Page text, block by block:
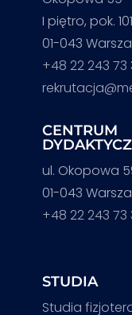
I piętro, pok. 101
01-043
+48 22 243 73
CENTRUM
ul. Okopowa
01-043
+48 22 243 73
STUDIA
Studia